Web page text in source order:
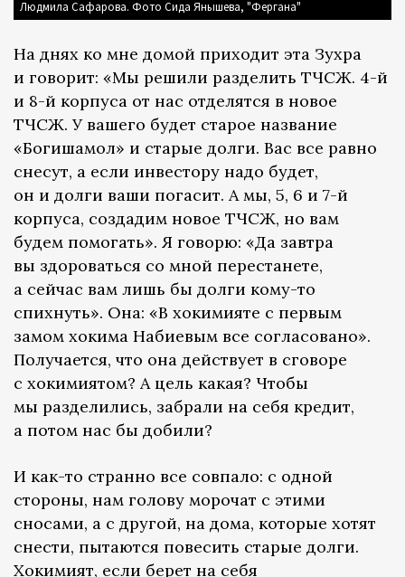
Людмила Сафарова. Фото Сида Янышева, "Фергана"
На днях ко мне домой приходит эта Зухра
и говорит: «Мы решили разделить ТЧСЖ. 4-й
и 8-й корпуса от нас отделятся в новое
ТЧСЖ. У вашего будет старое название
«Богишамол» и старые долги. Вас все равно
снесут, а если инвестору надо будет,
он и долги ваши погасит. А мы, 5, 6 и 7-й
корпуса, создадим новое ТЧСЖ, но вам
будем помогать». Я говорю: «Да завтра
вы здороваться со мной перестанете,
а сейчас вам лишь бы долги кому-то
спихнуть». Она: «В хокимияте с первым
замом хокима Набиевым все согласовано».
Получается, что она действует в сговоре
с хокимиятом? А цель какая? Чтобы
мы разделились, забрали на себя кредит,
а потом нас бы добили?
И как-то странно все совпало: с одной
стороны, нам голову морочат с этими
сносами, а с другой, на дома, которые хотят
снести, пытаются повесить старые долги.
Хокимият, если берет на себя